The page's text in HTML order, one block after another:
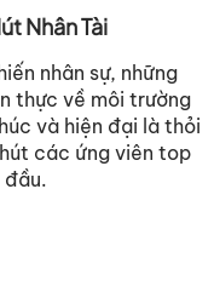
Nhân Tài
nhân sự, những
thực về môi trường
và hiện đại là thỏi
các ứng viên top
đầu.